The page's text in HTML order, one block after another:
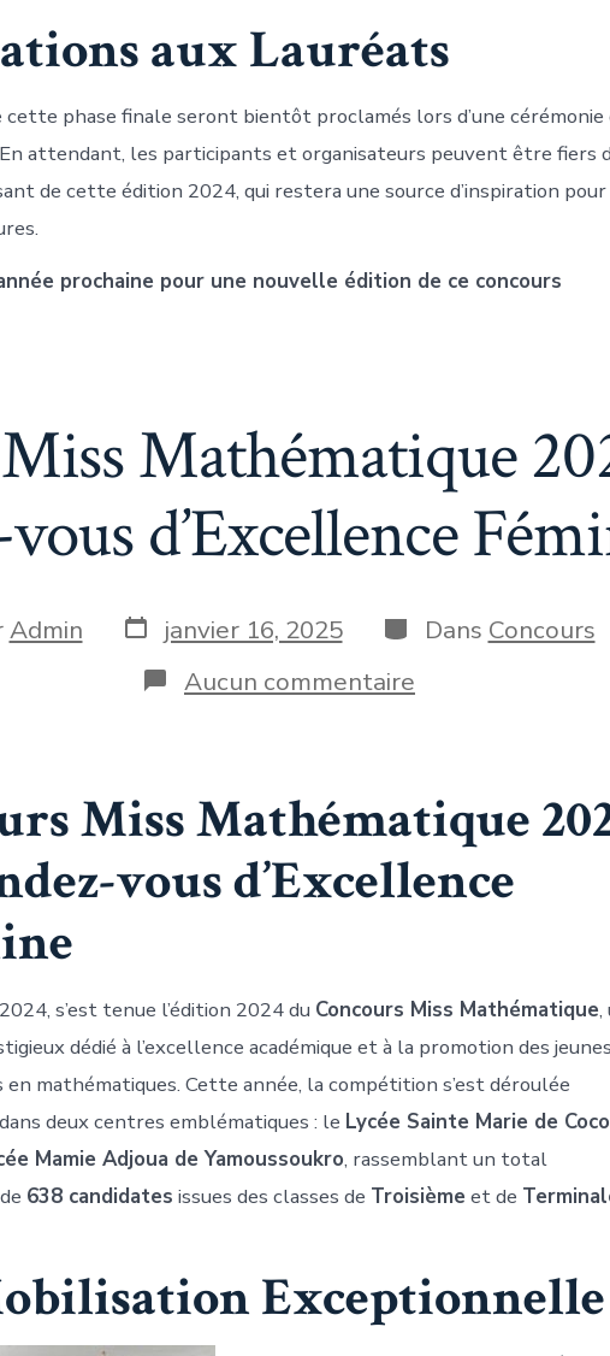
aux Lauréats
phase finale seront bientôt proclamés lors d’une cérémonie
attendant, les participants et organisateurs peuvent être fiers
de cette édition 2024, qui restera une source d’inspiration
prochaine pour une nouvelle édition de ce concours
Mathématique
d’Excellence
Admin janvier 16, 2025 Dans Concours
Aucun commentaire
Miss Mathématique
vous d’Excellence
s’est tenue l’édition 2024 du Concours Miss Mathématique,
dédié à l’excellence académique et à la promotion des jeunes
mathématiques. Cette année, la compétition s’est déroulée
deux centres emblématiques : le Lycée Sainte Marie de
Mamie Adjoua de Yamoussoukro, rassemblant un total
638 candidates issues des classes de Troisième et de
Exceptionnelle